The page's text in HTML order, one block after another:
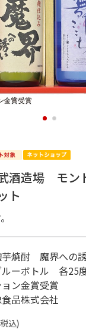
1 2
酒造場 モン
ト
焼酎 魔界への
ルーボトル 各
ン金賞受賞
品株式会社
込)